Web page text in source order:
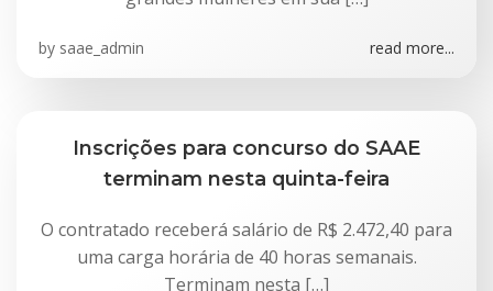
by saae_admin read more...
Inscrições para concurso do SAAE
terminam nesta quinta-feira
O contratado receberá salário de R$ 2.472,40 para
uma carga horária de 40 horas semanais.
Terminam nesta […]